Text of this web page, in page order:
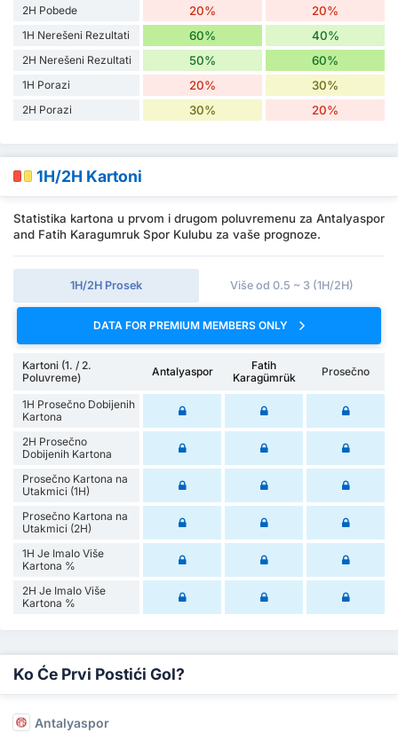
2H Pobede 20% 20%
1H Nerešeni Rezultati 60% 40%
2H Nerešeni Rezultati 50% 60%
1H Porazi 20% 30%
2H Porazi 30% 20%
1H/2H Kartoni
Statistika kartona u prvom i drugom poluvremenu za Antalyaspor
and Fatih Karagumruk Spor Kulubu za vaše prognoze.
1H/2H Prosek Više od 0.5 ~ 3 (1H/2H)
DATA FOR PREMIUM MEMBERS ONLY
Kartoni (1. / 2.
Poluvreme)
Antalyaspor
Fatih
Karagümrük
Prosečno
1H Prosečno Dobijenih
Kartona
2H Prosečno
Dobijenih Kartona
Prosečno Kartona na
Utakmici (1H)
Prosečno Kartona na
Utakmici (2H)
1H Je Imalo Više
Kartona %
2H Je Imalo Više
Kartona %
Ko Će Prvi Postići Gol?
Antalyaspor